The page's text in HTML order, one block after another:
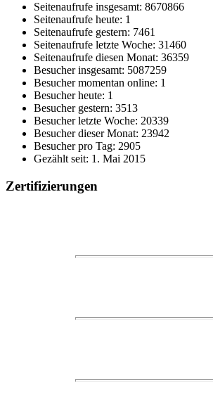
Seitenaufrufe insgesamt: 8670866
Seitenaufrufe heute: 1
Seitenaufrufe gestern: 7461
Seitenaufrufe letzte Woche: 31460
Seitenaufrufe diesen Monat: 36359
Besucher insgesamt: 5087259
Besucher momentan online: 1
Besucher heute: 1
Besucher gestern: 3513
Besucher letzte Woche: 20339
Besucher dieser Monat: 23942
Besucher pro Tag: 2905
Gezählt seit: 1. Mai 2015
Zertifizierungen